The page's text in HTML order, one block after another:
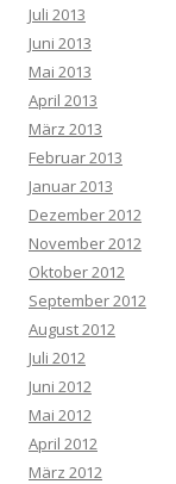
Juli 2013
Juni 2013
Mai 2013
April 2013
März 2013
Februar 2013
Januar 2013
Dezember 2012
November 2012
Oktober 2012
September 2012
August 2012
Juli 2012
Juni 2012
Mai 2012
April 2012
März 2012